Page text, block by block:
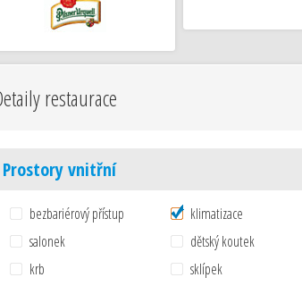
restaurace
Prostory vnitřní
bezbariérový přístup klimatizace
salonek
dětský koutek
krb
sklípek